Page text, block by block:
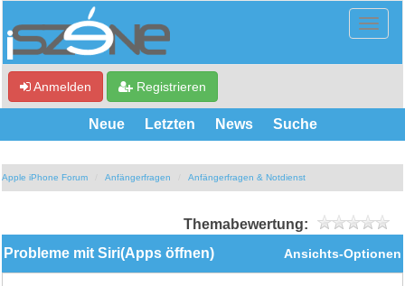
Anmelden Registrieren
Neue Letzten News Suche
Apple iPhone Forum Anfängerfragen Anfängerfragen & Notdienst
Themabewertung:
Ansichts-Optionen
Probleme mit Siri(Apps öffnen)